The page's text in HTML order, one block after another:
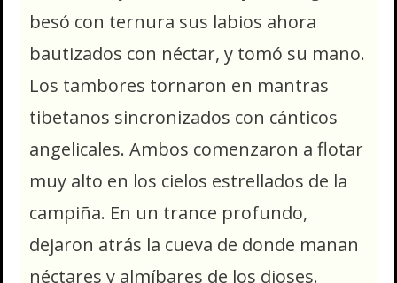
besó con ternura sus labios ahora
bautizados con néctar, y tomó su mano.
Los tambores tornaron en mantras
tibetanos sincronizados con cánticos
angelicales. Ambos comenzaron a flotar
muy alto en los cielos estrellados de la
campiña. En un trance profundo,
dejaron atrás la cueva de donde manan
néctares y almíbares de los dioses.